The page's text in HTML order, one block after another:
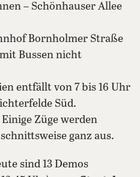
– Schönhauser Allee
Bornholmer Straße
Bussen nicht
entfällt von 7 bis 16 Uhr
Süd.
Einige Züge werden
ganz aus.
sind 13 Demos